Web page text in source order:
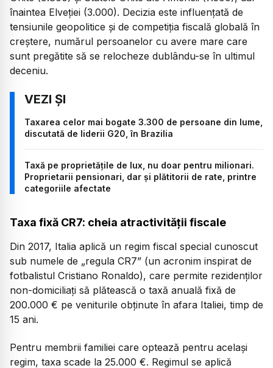
înaintea Elveției (3.000). Decizia este influențată de
tensiunile geopolitice și de competiția fiscală globală în
creștere, numărul persoanelor cu avere mare care
sunt pregătite să se relocheze dublându-se în ultimul
deceniu.
Taxarea celor mai bogate 3.300 de persoane din lume,
discutată de liderii G20, în Brazilia
Taxă pe proprietățile de lux, nu doar pentru milionari.
Proprietarii pensionari, dar și plătitorii de rate, printre
categoriile afectate
Taxa fixă CR7: cheia atractivității fiscale
Din 2017, Italia aplică un regim fiscal special cunoscut
sub numele de „regula CR7” (un acronim inspirat de
fotbalistul Cristiano Ronaldo), care permite rezidenților
non-domiciliați să plătească o taxă anuală fixă de
200.000 € pe veniturile obținute în afara Italiei, timp de
15 ani.
Pentru membrii familiei care optează pentru același
regim, taxa scade la 25.000 €. Regimul se aplică